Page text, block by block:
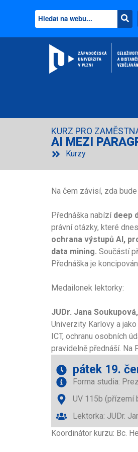
KURZ PRO
AI MEZI
Kurzy
Na čem závisí, zda
Přednáška nabízí deep
právní otázky, které
ochrana výstupů AI,
data mining. Součástí
Přednáška je
Medailonek lektorky:
JUDr. Jana
Univerzity Karlovy a
ICT, ochranu osobních
pravidelně přednáší. Na
pátek 19.
Forma studia:
UV 115b (přízemí
Lektorka: JUDr.
Koordinátor kurzu: Bc.